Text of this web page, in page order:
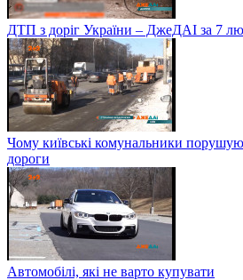
ДТП з доріг України – ДжеДАІ за 7
Чому київські комунальники
дороги
Автомобілі, які не варто купувати